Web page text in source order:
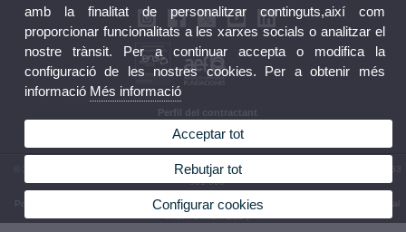
Perfil del contractant
Bústia FGUV
© 2026 UV. - Fundació General - C/ Amadeu de Savoia 4, 6ª, 46010 València. Tel: (+34) 963
531 060
Política privacitat Transparència |Bústia FGUV|
Canal
amb la finalitat de personalitzar continguts,així com
proporcionar funcionalitats a les xarxes socials o analitzar el
nostre trànsit. Per a continuar accepta o modifica la
configuració de les nostres cookies. Per a obtenir més
informació Més informació
Acceptar tot
Rebutjar tot
Configurar cookies